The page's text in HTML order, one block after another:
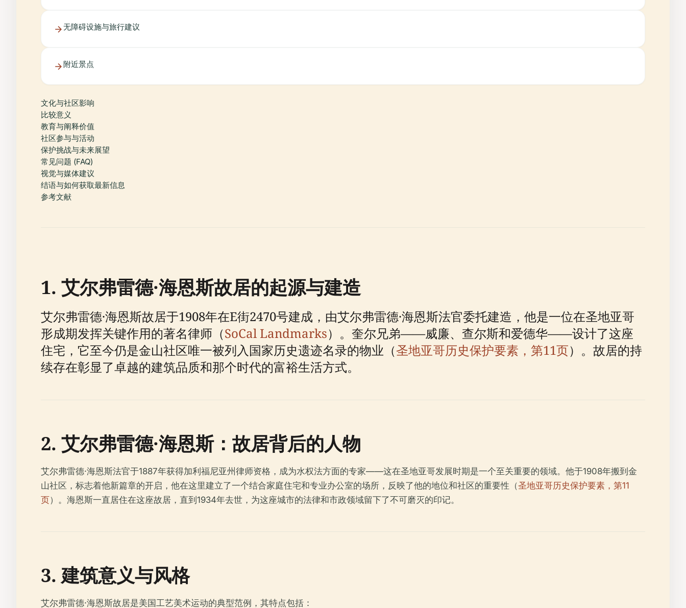
无障碍设施与旅行建议
附近景点
文化与社区影响
比较意义
教育与阐释价值
社区参与与活动
保护挑战与未来展望
常见问题 (FAQ)
视觉与媒体建议
结语与如何获取最新信息
参考文献
1. 艾尔弗雷德·海恩斯故居的起源与建造
艾尔弗雷德·海恩斯故居于1908年在E街2470号建成，由艾尔弗雷德·海恩斯法官委托建造，他是一位在圣地亚哥
形成期发挥关键作用的著名律师（SoCal Landmarks）。奎尔兄弟——威廉、查尔斯和爱德华——设计了这座
住宅，它至今仍是金山社区唯一被列入国家历史遗迹名录的物业（圣地亚哥历史保护要素，第11页）。故居的持
续存在彰显了卓越的建筑品质和那个时代的富裕生活方式。
2. 艾尔弗雷德·海恩斯：故居背后的人物
艾尔弗雷德·海恩斯法官于1887年获得加利福尼亚州律师资格，成为水权法方面的专家——这在圣地亚哥发展时期是一个至关重要的领域。他于1908年搬到金
山社区，标志着他新篇章的开启，他在这里建立了一个结合家庭住宅和专业办公室的场所，反映了他的地位和社区的重要性（圣地亚哥历史保护要素，第11
页）。海恩斯一直居住在这座故居，直到1934年去世，为这座城市的法律和市政领域留下了不可磨灭的印记。
3. 建筑意义与风格
艾尔弗雷德·海恩斯故居是美国工艺美术运动的典型范例，其特点包括：